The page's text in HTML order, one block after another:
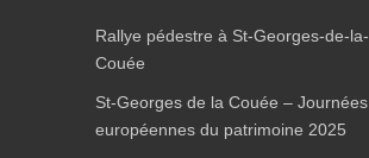
Rallye pédestre à St-Georges-de-la-
Couée
St-Georges de la Couée – Journées
européennes du patrimoine 2025